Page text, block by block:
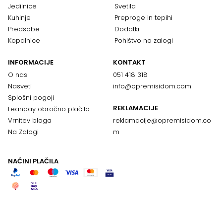
Jedilnice
Kuhinje
Predsobe
Kopalnice
Svetila
Preproge in tepihi
Dodatki
Pohištvo na zalogi
INFORMACIJE
O nas
Nasveti
Splošni pogoji
Leanpay obročno plačilo
Vrnitev blaga
Na Zalogi
KONTAKT
051 418 318
info@opremisidom.com
REKLAMACIJE
reklamacije@opremisidom.co
m
NAČINI PLAČILA